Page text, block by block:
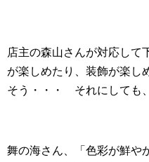
店主の森山さんが対応して
が楽しめたり、装飾が楽し
そう・・・ それにしても
舞の海さん、「色彩が鮮